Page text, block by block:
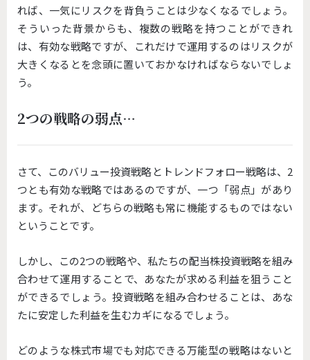
れば、一気にリスクを背負うことは少なくなるでしょう。
そういった背景からも、複数の戦略を持つことができれ
は、有効な戦略ですが、これだけで運用するのはリスクが
大きくなるとを念頭に置いておかなければならないでしょ
う。
2つの戦略の弱点…
さて、このバリュー投資戦略とトレンドフォロー戦略は、2
つとも有効な戦略ではあるのですが、一つ「弱点」があり
ます。それが、どちらの戦略も常に機能するものではない
ということです。
しかし、この2つの戦略や、私たちの配当株投資戦略を組み
合わせて運用することで、あなたが求める利益を狙うこと
ができるでしょう。投資戦略を組み合わせることは、あな
たに安定した利益を生むカギになるでしょう。
どのような株式市場でも対応できる万能型の戦略はないと